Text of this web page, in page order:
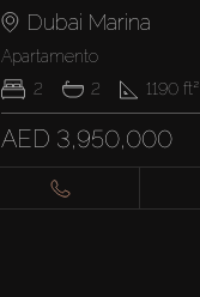
Dubai Marina
Apartamento
2
2 1190ft²
AED 3,950,000